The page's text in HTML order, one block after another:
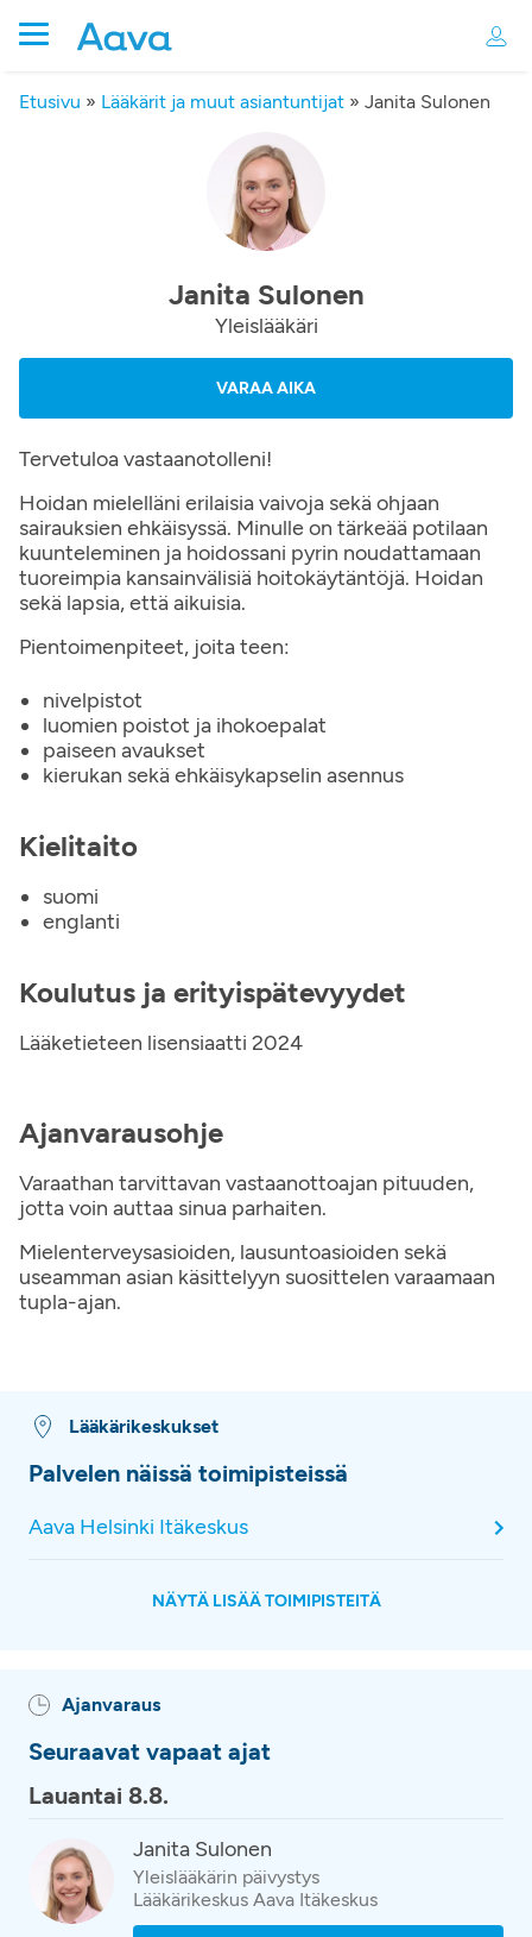
Etusivu » Lääkärit ja muut asiantuntijat » Janita Sulonen
Janita Sulonen
Yleislääkäri
VARAA AIKA
Tervetuloa vastaanotolleni!
Hoidan mielelläni erilaisia vaivoja sekä ohjaan
sairauksien ehkäisyssä. Minulle on tärkeää potilaan
kuunteleminen ja hoidossani pyrin noudattamaan
tuoreimpia kansainvälisiä hoitokäytäntöjä. Hoidan
sekä lapsia, että aikuisia.
Pientoimenpiteet, joita teen:
nivelpistot
luomien poistot ja ihokoepalat
paiseen avaukset
kierukan sekä ehkäisykapselin asennus
Kielitaito
suomi
englanti
Koulutus ja erityispätevyydet
Lääketieteen lisensiaatti 2024
Ajanvarausohje
Varaathan tarvittavan vastaanottoajan pituuden,
jotta voin auttaa sinua parhaiten.
Mielenterveysasioiden, lausuntoasioiden sekä
useamman asian käsittelyyn suosittelen varaamaan
tupla-ajan.
Lääkärikeskukset
Palvelen näissä toimipisteissä
Aava Helsinki Itäkeskus
NÄYTÄ LISÄÄ TOIMIPISTEITÄ
Ajanvaraus
Seuraavat vapaat ajat
Lauantai 8.8.
Janita Sulonen
Yleislääkärin päivystys
Lääkärikeskus Aava Itäkeskus